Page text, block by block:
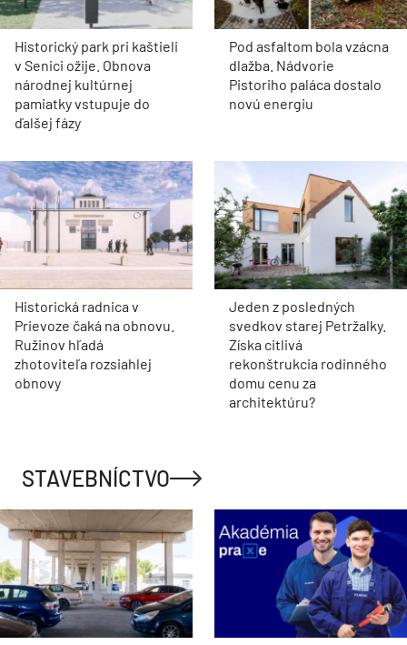
Historický park pri kaštieli
v Senici ožije. Obnova
národnej kultúrnej
pamiatky vstupuje do
ďalšej fázy
Pod asfaltom bola vzácna
dlažba. Nádvorie
Pistoriho paláca dostalo
novú energiu
Historická radnica v
Prievoze čaká na obnovu.
Ružinov hľadá
zhotoviteľa rozsiahlej
obnovy
Jeden z posledných
svedkov starej Petržalky.
Získa citlivá
rekonštrukcia rodinného
domu cenu za
architektúru?
STAVEBNÍCTVO